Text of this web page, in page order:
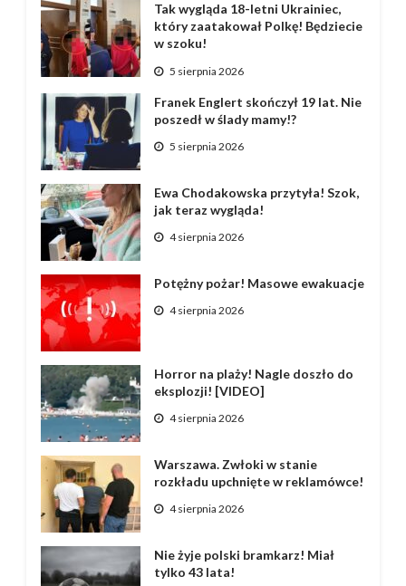
Tak wygląda 18-letni Ukrainiec,
który zaatakował Polkę! Będziecie
w szoku!
5 sierpnia 2026
Franek Englert skończył 19 lat. Nie
poszedł w ślady mamy!?
5 sierpnia 2026
Ewa Chodakowska przytyła! Szok,
jak teraz wygląda!
4 sierpnia 2026
Potężny pożar! Masowe ewakuacje
4 sierpnia 2026
Horror na plaży! Nagle doszło do
eksplozji! [VIDEO]
4 sierpnia 2026
Warszawa. Zwłoki w stanie
rozkładu upchnięte w reklamówce!
4 sierpnia 2026
Nie żyje polski bramkarz! Miał
tylko 43 lata!